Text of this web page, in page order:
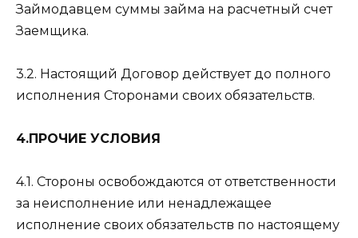
Займодавцем суммы займа на расчетный счет
Заемщика.
3.2. Настоящий Договор действует до полного
исполнения Сторонами своих обязательств.
4.ПРОЧИЕ УСЛОВИЯ
4.1. Стороны освобождаются от ответственности
за неисполнение или ненадлежащее
исполнение своих обязательств по настоящему